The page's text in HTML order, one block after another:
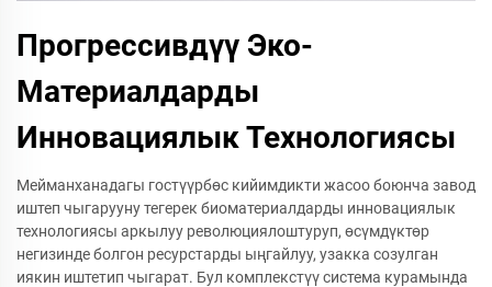
Прогрессивдүү Эко-
Материалдарды
Инновациялык Технологиясы
Мейманханадагы гостүүрбөс кийимдикти жасоо боюнча завод
иштеп чыгарууну тегерек биоматериалдарды инновациялык
технологиясы аркылуу революциялоштуруп, өсүмдүктөр
негизинде болгон ресурстарды ыңгайлуу, узакка созулган
иякин иштетип чыгарат. Бул комплекстүү система курамында